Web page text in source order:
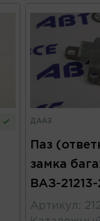
ДААЗ
Паз
замка
ВАЗ-
Артикул :